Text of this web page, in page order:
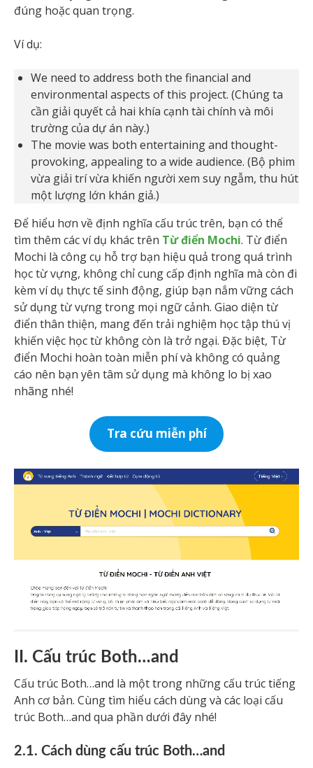
đúng hoặc quan trọng.
Ví dụ:
We need to address both the financial and
environmental aspects of this project. (Chúng ta
cần giải quyết cả hai khía cạnh tài chính và môi
trường của dự án này.)
The movie was both entertaining and thought-
provoking, appealing to a wide audience. (Bộ phim
vừa giải trí vừa khiến người xem suy ngẫm, thu hút
một lượng lớn khán giả.)
Để hiểu hơn về định nghĩa cấu trúc trên, bạn có thể
tìm thêm các ví dụ khác trên Từ điển Mochi. Từ điển
Mochi là công cụ hỗ trợ bạn hiệu quả trong quá trình
học từ vựng, không chỉ cung cấp định nghĩa mà còn đi
kèm ví dụ thực tế sinh động, giúp bạn nắm vững cách
sử dụng từ vựng trong mọi ngữ cảnh. Giao diện từ
điển thân thiện, mang đến trải nghiệm học tập thú vị
khiến việc học từ không còn là trở ngại. Đặc biệt, Từ
điển Mochi hoàn toàn miễn phí và không có quảng
cáo nên bạn yên tâm sử dụng mà không lo bị xao
nhãng nhé!
Tra cứu miễn phí
II. Cấu trúc Both…and
Cấu trúc Both…and là một trong những cấu trúc tiếng
Anh cơ bản. Cùng tìm hiểu cách dùng và các loại cấu
trúc Both…and qua phần dưới đây nhé!
2.1. Cách dùng cấu trúc Both…and